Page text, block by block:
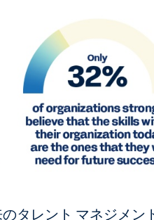
タレント マネジメ